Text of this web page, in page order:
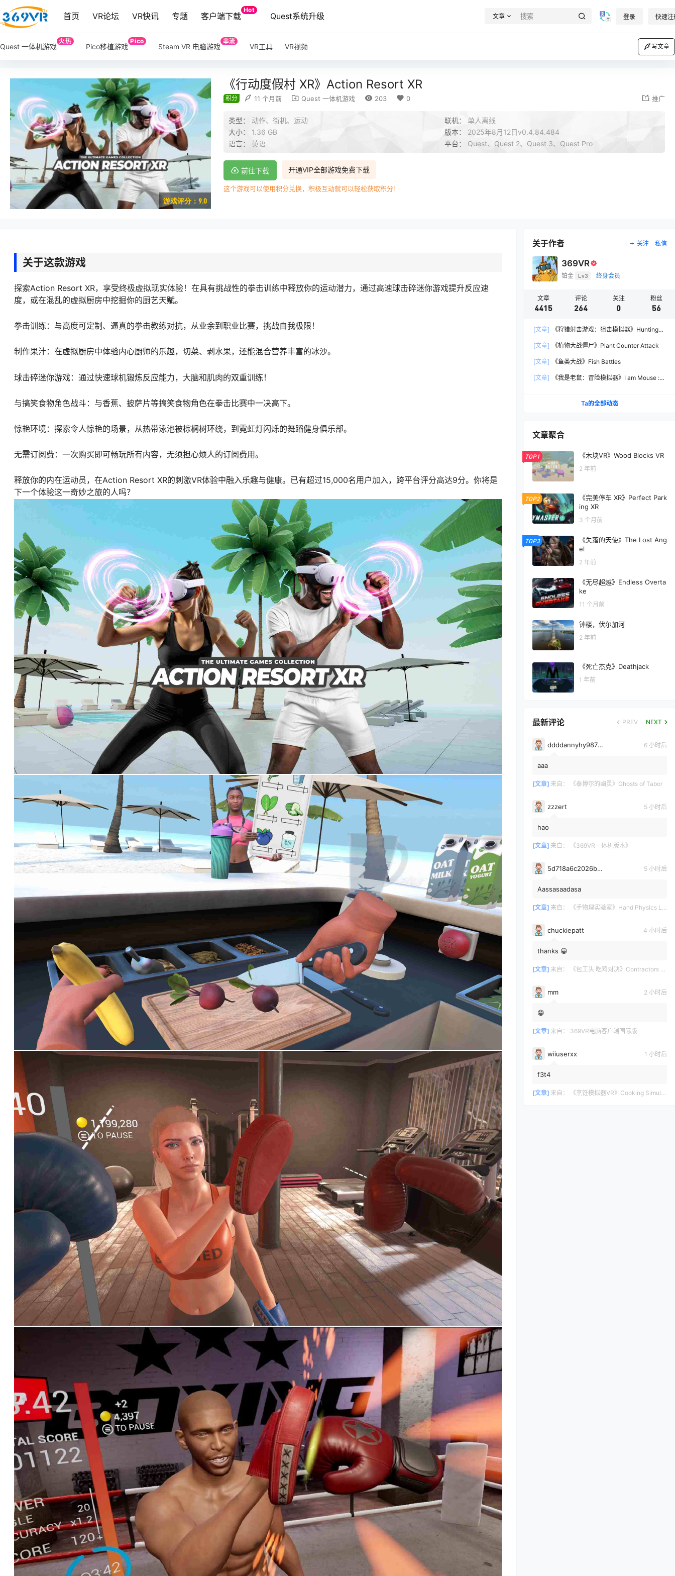
首页 VR论坛 VR快讯 专题 客户端下载
Hot
Quest系统升级 文章 登录 快速注
Quest 一体机游戏
火热
Pico移植游戏
Pico
Steam VR 电脑游戏
串流
VR工具 VR视频 写文章
游戏评分：9.0
《行动度假村 XR》Action Resort XR
积分 11 个月前 Quest 一体机游戏 203 0 推广
类型： 动作、街机、运动 联机： 单人离线
大小： 1.36 GB 版本： 2025年8月12日v0.4.84.484
语言： 英语 平台： Quest、Quest 2、Quest 3、Quest Pro
开通VIP全部游戏免费下载
前往下载
这个游戏可以使用积分兑换，积极互动就可以轻松获取积分！
关于这款游戏
探索Action Resort XR，享受终极虚拟现实体验！在具有挑战性的拳击训练中释放你的运动潜力，通过高速球击碎迷你游戏提升反应速
度，或在混乱的虚拟厨房中挖掘你的厨艺天赋。
拳击训练：与高度可定制、逼真的拳击教练对抗，从业余到职业比赛，挑战自我极限！
制作果汁：在虚拟厨房中体验内心厨师的乐趣，切菜、剥水果，还能混合营养丰富的冰沙。
球击碎迷你游戏：通过快速球机锻炼反应能力，大脑和肌肉的双重训练！
与搞笑食物角色战斗：与香蕉、披萨片等搞笑食物角色在拳击比赛中一决高下。
惊艳环境：探索令人惊艳的场景，从热带泳池被棕榈树环绕，到霓虹灯闪烁的舞蹈健身俱乐部。
无需订阅费：一次购买即可畅玩所有内容，无须担心烦人的订阅费用。
释放你的内在运动员，在Action Resort XR的刺激VR体验中融入乐趣与健康。已有超过15,000名用户加入，跨平台评分高达9分。你将是
下一个体验这一奇妙之旅的人吗？
关于作者 关注 私信
369VR
铂金 Lv3 终身会员
文章
4415
评论
264
关注
0
粉丝
56
[文章]
《狩猎射击游戏：狙击模拟器》Hunting
[文章]
《植物大战僵尸》Plant Counter Attack
[文章] 《鱼类大战》Fish Battles
[文章]
《我是老鼠：冒险模拟器》I am Mouse :
Ta的全部动态
文章聚合
TOP1 《木块VR》Wood Blocks VR
2 年前
TOP2
《完美停车 XR》Perfect Park
ing XR
3 个月前
TOP3
《失落的天使》The Lost Ang
el
2 年前
《无尽超越》Endless Overta
ke
11 个月前
钟楼，伏尔加河
2 年前
《死亡杰克》Deathjack
1 年前
最新评论 PREV NEXT
ddddannyhy987878 6 小时后
aaa
[文章] 来自： 《泰博尔的幽灵》Ghosts of Tabor
zzzert 5 小时后
hao
[文章] 来自： 《369VR一体机版本》
5d718a6c2026b3700bdc0c971e6d75361628 5 小时后
Aassasaadasa
[文章] 来自： 《手物理实验室》Hand Physics Lab
chuckiepatt 4 小时后
thanks 😀
[文章] 来自： 《包工头 吃鸡对决》Contractors Showdown
mm 2 小时后
😁
[文章] 来自： 369VR电脑客户端国际版
wiiuserxx 1 小时后
f3t4
[文章] 来自： 《烹饪模拟器VR》Cooking Simulator VR